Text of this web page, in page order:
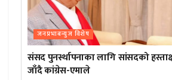
जनप्रभाबन्युज विशेष
संसद पुनर्स्थापनाका लागि सांसदको
जाँदै कांग्रेस-एमाले